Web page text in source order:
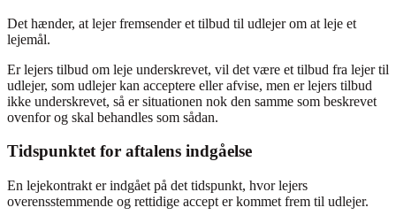
Det hænder, at lejer fremsender et tilbud til udlejer om at leje et
lejemål.
Er lejers tilbud om leje underskrevet, vil det være et tilbud fra lejer til
udlejer, som udlejer kan acceptere eller afvise, men er lejers tilbud
ikke underskrevet, så er situationen nok den samme som beskrevet
ovenfor og skal behandles som sådan.
Tidspunktet for aftalens indgåelse
En lejekontrakt er indgået på det tidspunkt, hvor lejers
overensstemmende og rettidige accept er kommet frem til udlejer.